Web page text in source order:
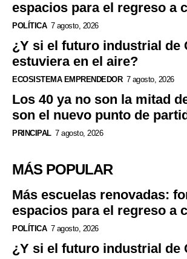
espacios para el regreso a
POLÍTICA 7 agosto, 2026
¿Y si el futuro industrial de
estuviera en el aire?
ECOSISTEMA EMPRENDEDOR 7 agosto, 2026
Los 40 ya no son la mitad
son el nuevo punto de
PRINCIPAL 7 agosto, 2026
MÁS POPULAR
Más escuelas renovadas:
espacios para el regreso a
POLÍTICA 7 agosto, 2026
¿Y si el futuro industrial de